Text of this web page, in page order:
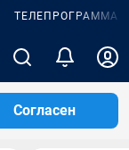
ТЕЛЕПРОГРАММА
Согласен